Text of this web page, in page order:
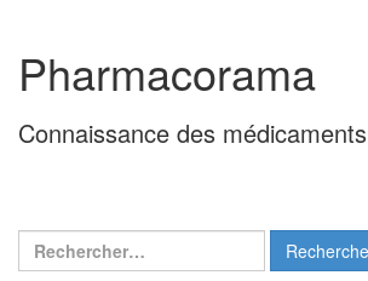
contenu
menu
principal
Pharmacorama
Connaissance des médicaments
Rechercher :